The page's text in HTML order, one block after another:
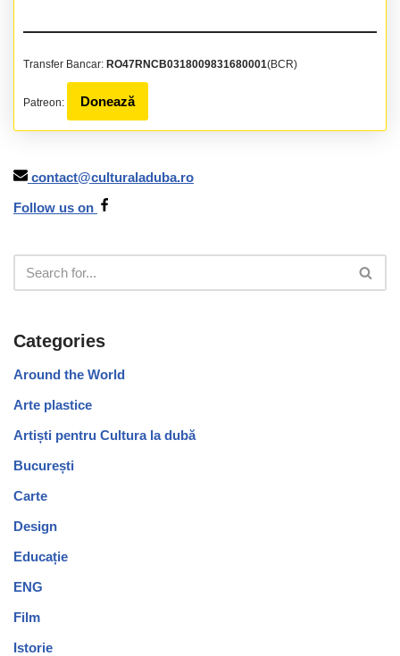
Transfer Bancar: RO47RNCB0318009831680001(BCR)
Patreon: Donează
contact@culturaladuba.ro
Follow us on
Categories
Around the World
Arte plastice
Artiști pentru Cultura la dubă
București
Carte
Design
Educație
ENG
Film
Istorie